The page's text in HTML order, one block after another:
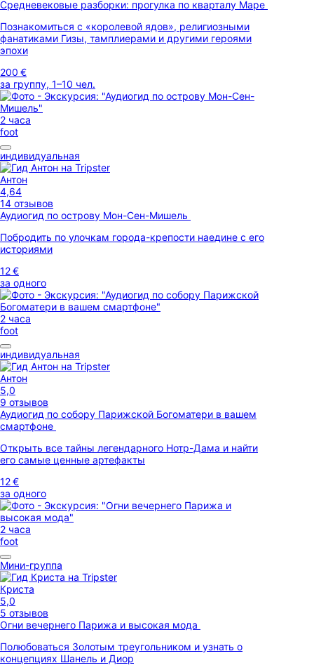
Средневековые разборки: прогулка по кварталу Маре
Познакомиться с «королевой ядов», религиозными
фанатиками Гизы, тамплиерами и другими героями
эпохи
200 €
за группу, 1–10 чел.
2 часа
foot
индивидуальная
Антон
4,64
14 отзывов
Аудиогид по острову Мон-Сен-Мишель
Побродить по улочкам города-крепости наедине с его
историями
12 €
за одного
2 часа
foot
индивидуальная
Антон
5,0
9 отзывов
Аудиогид по собору Парижской Богоматери в вашем
смартфоне
Открыть все тайны легендарного Нотр-Дама и найти
его самые ценные артефакты
12 €
за одного
2 часа
foot
Мини-группа
Криста
5,0
5 отзывов
Огни вечернего Парижа и высокая мода
Полюбоваться Золотым треугольником и узнать о
концепциях Шанель и Диор